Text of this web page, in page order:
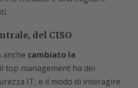
del CISO
anche cambiato la
top management ha dei
IT, e il modo di interagire